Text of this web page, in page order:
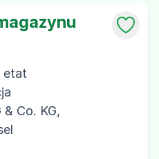
etat
& Co. KG,